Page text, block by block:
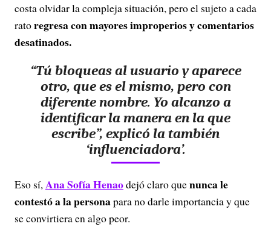
costa olvidar la compleja situación, pero el sujeto a cada
ratoregresa con mayores improperios y comentarios
desatinados.
“Tú bloqueas al usuario y aparece
otro, que es el mismo, pero con
diferente nombre. Yo alcanzo a
identificar la manera en la que
escribe”, explicó la también
‘influenciadora’.
Eso sí,Ana Sofía Henaodejó claro quenunca le
contestó a la personapara no darle importancia y que
se convirtiera en algo peor.